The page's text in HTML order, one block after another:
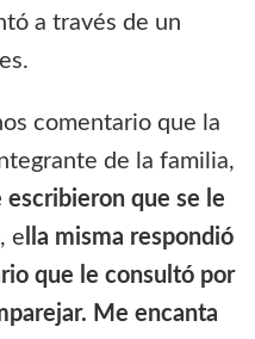
a través de un
comentario que la
de la familia,
escribieron que se le
e lla misma respondió
que le consultó por
Me encanta